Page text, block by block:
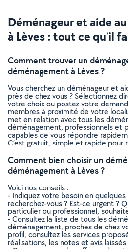
Déménageur et aide
à Lèves : tout ce qu’il
Comment trouver un
déménagement à Lèves ?
Vous cherchez un déménageur et
près de chez vous ? Sélectionnez
votre choix ou postez votre
membres à proximité de votre
met en relation avec tous les
déménagement, professionnels et
capables de vous répondre
C’est gratuit, simple et rapide pour
Comment bien choisir un
déménagement à Lèves ?
Voici nos conseils :
- Indiquez votre besoin en
recherchez-vous ? Est-ce urgent ?
particulier ou professionnel,
- Consultez la liste de tous les
déménagement, proches de chez
profil, consultez les services
réalisations, les notes et avis